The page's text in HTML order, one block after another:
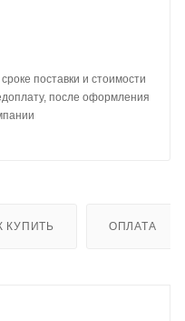
поставки и стоимости
после оформления
КУПИТЬ ОПЛАТА